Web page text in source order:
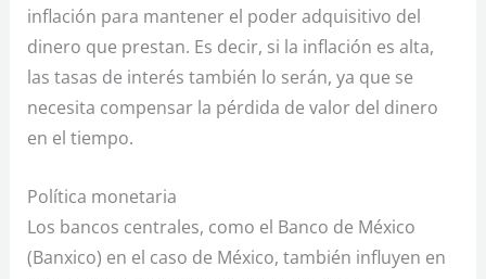
inflación para mantener el poder adquisitivo del
dinero que prestan. Es decir, si la inflación es alta,
las tasas de interés también lo serán, ya que se
necesita compensar la pérdida de valor del dinero
en el tiempo.
Política monetaria
Los bancos centrales, como el Banco de México
(Banxico) en el caso de México, también influyen en